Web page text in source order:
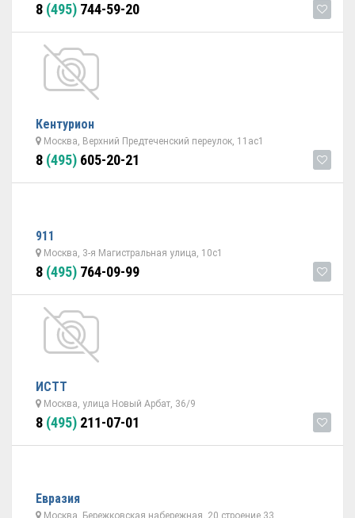
8 (495) 744-59-20
Кентурион
Москва, Верхний Предтеченский переулок, 11ас1
8 (495) 605-20-21
911
Москва, 3-я Магистральная улица, 10с1
8 (495) 764-09-99
ИСТТ
Москва, улица Новый Арбат, 36/9
8 (495) 211-07-01
Евразия
Москва, Бережковская набережная, 20 строение 33